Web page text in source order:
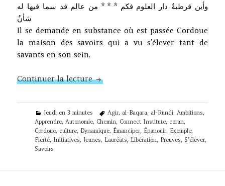
وأين قرطبةُ دار العلوم فكم * * * من عالم قد سما فيها له
شأنُ
Il se demande en substance où est passée Cordoue
la maison des savoirs qui a vu s’élever tant de
savants en son sein.
Continuer la lectureNos preuves
Categories
Jeudi en 3 minutes Tags
Agir, al-Baqara, al-Rundi, Ambitions,
Apprendre, Autonomie, Chemin, Connect Institute, coran,
Cordoue, culture, Dynamique, Émanciper, Épanouir, Exemple,
Fierté, Initiatives, Jeunes, Lauréats, Libération, Preuves, S’élever,
Savoirs